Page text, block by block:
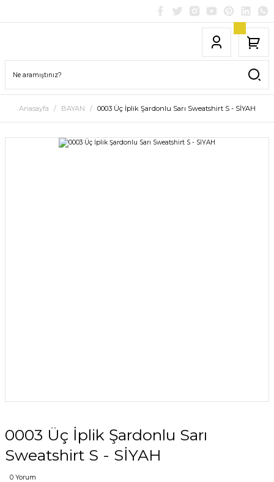
Anasayfa BAYAN 0003 Üç İplik Şardonlu Sarı Sweatshirt S - SİYAH
0003 Üç İplik Şardonlu Sarı
Sweatshirt S - SİYAH
0 Yorum